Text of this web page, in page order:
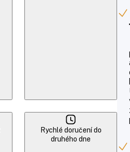
Rychlé doručení do
druhého dne